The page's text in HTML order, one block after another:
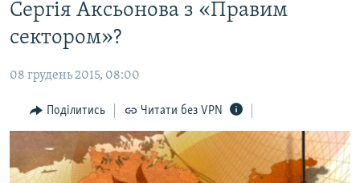
матеріалу
Перейти
до
основної
навігації
Перейти
до
пошуку
ВІДЕО ТА ФОТО
БЛОГИ
ПОГЛЯД
ВСЕ ЗА ДЕНЬ
Сергія Аксьонова з «Правим
сектором»?
08 грудень 2015, 08:00
Поділитись Читати без VPN